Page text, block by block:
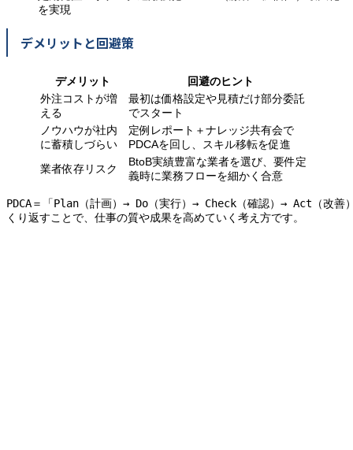
を実現
デメリットと回避策
デメリット
回避のヒント
外注コストが増
える
最初は価格設定や見積だけ部分委託
でスタート
ノウハウが社内
に蓄積しづらい
定例レポート＋ナレッジ共有会で
PDCAを回し、スキル移転を促進
業者依存リスク
BtoB実績豊富な業者を選び、要件定
義時に業務フローを細かく合意
PDCA＝「Plan（計画）→ Do（実行）→ Check（確認）→ Act（改善
くり返すことで、仕事の質や成果を高めていく考え方です。